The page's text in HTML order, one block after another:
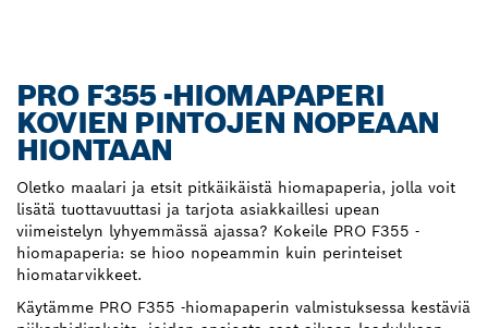
PRO F355 -HIOMAPAPERI
KOVIEN PINTOJEN NOPEAAN
HIONTAAN
Oletko maalari ja etsit pitkäikäistä hiomapaperia, jolla voit
lisätä tuottavuuttasi ja tarjota asiakkaillesi upean
viimeistelyn lyhyemmässä ajassa? Kokeile PRO F355 -
hiomapaperia: se hioo nopeammin kuin perinteiset
hiomatarvikkeet.
Käytämme PRO F355 -hiomapaperin valmistuksessa kestäviä